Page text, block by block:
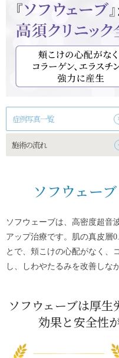
症例写真一覧
施術の流れ
ソフウェー
ソフウェーブは、高密度超音
アップ治療です。肌の真皮層
とで、頬こけの心配がなく、
し、しわやたるみを改善しな
ソフウェーブは厚
効果と安全性